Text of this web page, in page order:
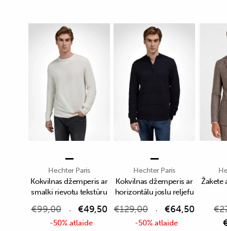
Hechter Paris
Kokvilnas džemperis ar
smalki rievotu tekstūru
€99,00 €49,50
-50% atlaide
Hechter Paris
Kokvilnas džemperis ar
horizontālu joslu reljefu
€129,00 €64,50
-50% atlaide
Žakete
€